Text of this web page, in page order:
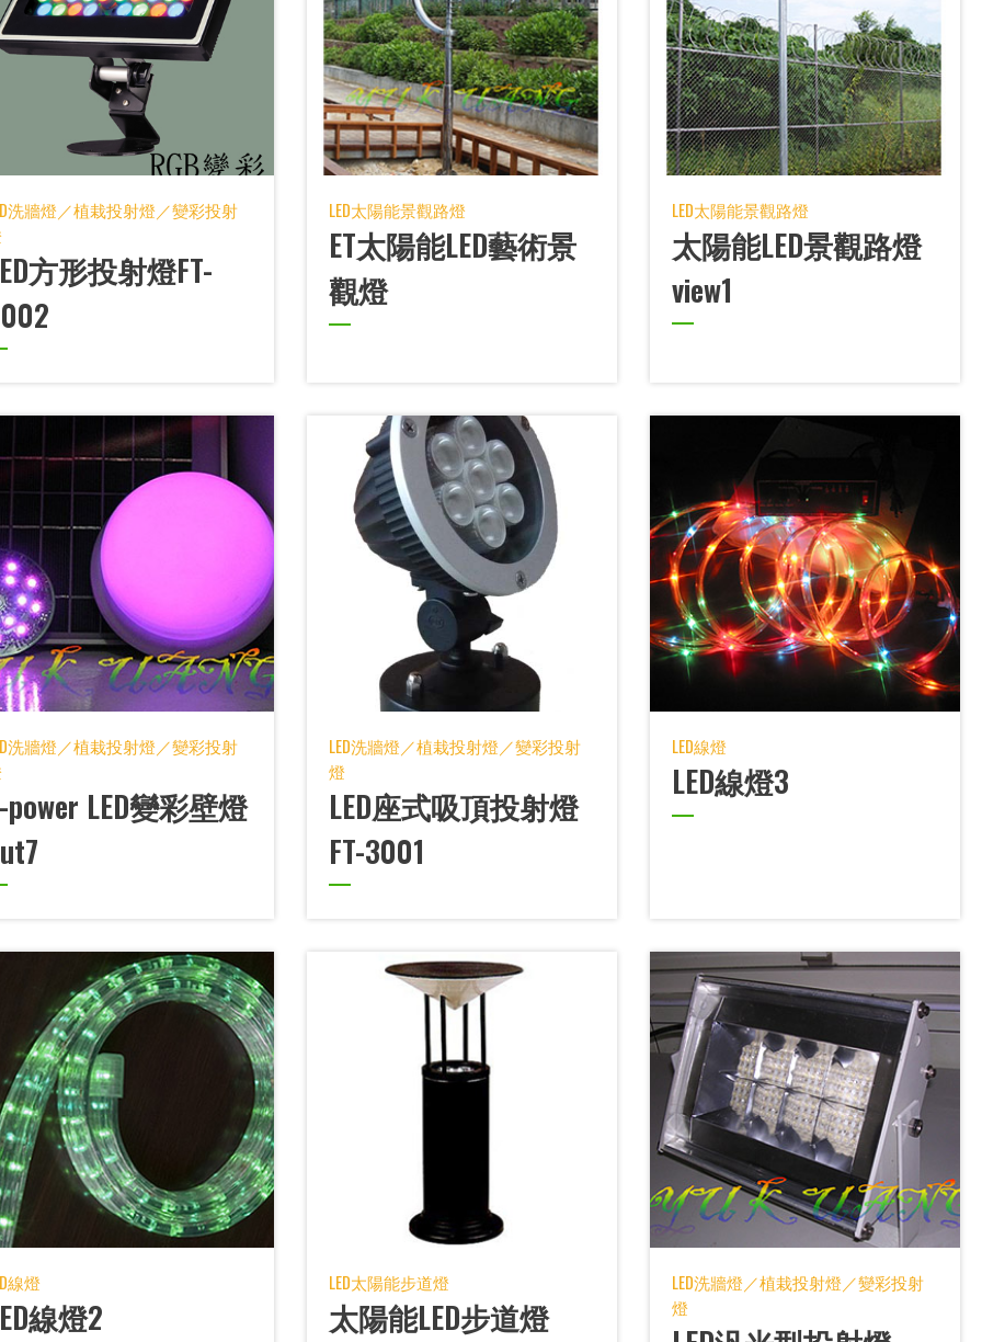
洗牆燈／植栽投射燈／變彩投射
方形投射燈FT-
LED太陽能景觀路燈
ET太陽能LED藝術景
觀燈
LED太陽能景觀路燈
太陽能LED景觀路燈
view1
洗牆燈／植栽投射燈／變彩投射
power LED變彩壁燈
LED洗牆燈／植栽投射燈／變彩投射
燈
LED座式吸頂投射燈
FT-3001
LED線燈
LED線燈3
線燈
線燈2
LED太陽能步道燈
太陽能LED步道燈
LED洗牆燈／植栽投射燈／變彩投射
燈